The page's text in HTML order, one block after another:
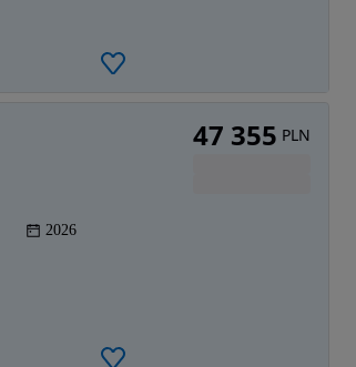
2026
47 355 PLN